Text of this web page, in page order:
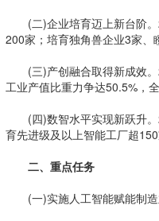
(二)企业培育迈上新台阶。
200家；培育独角兽企业3家、
(三)产创融合取得新成效。
工业产值比重力争达50.5%，
(四)数智水平实现新跃升。
育先进级及以上智能工厂超
二、重点任务
(一)实施人工智能赋能制造